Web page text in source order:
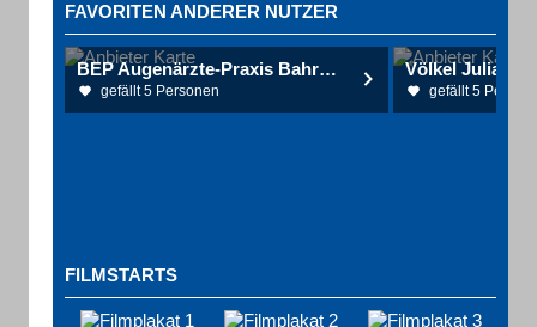
FAVORITEN ANDERER NUTZER
BEP Augenärzte-Praxis Bahrenburg (in Geesthacht)
gefällt 5 Personen gefällt 5
FILMSTARTS